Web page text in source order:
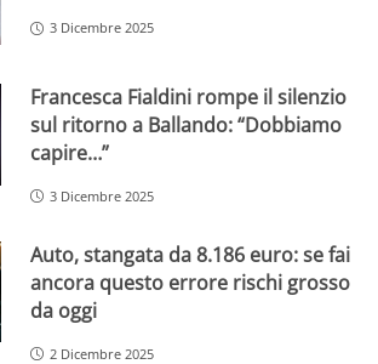
3 Dicembre 2025
Francesca Fialdini rompe il silenzio
sul ritorno a Ballando: “Dobbiamo
capire…”
3 Dicembre 2025
Auto, stangata da 8.186 euro: se fai
ancora questo errore rischi grosso
da oggi
2 Dicembre 2025